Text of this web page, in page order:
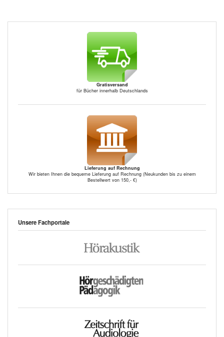
Gratisversand
für Bücher innerhalb Deutschlands
Lieferung auf Rechnung
Wir bieten Ihnen die bequeme Lieferung auf Rechnung (Neukunden bis zu einem
Bestellwert von 150,- €)
Unsere Fachportale